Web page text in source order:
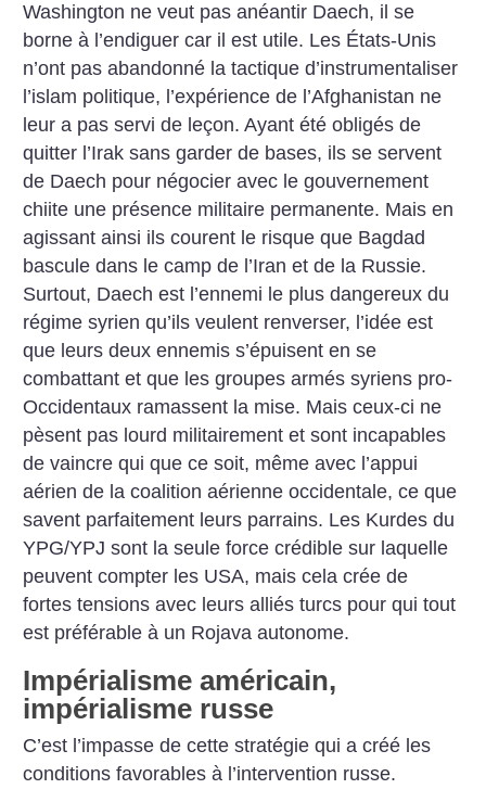
Washington ne veut pas anéantir Daech, il se
borne à l’endiguer car il est utile. Les États-Unis
n’ont pas abandonné la tactique d’instrumentaliser
l’islam politique, l’expérience de l’Afghanistan ne
leur a pas servi de leçon. Ayant été obligés de
quitter l’Irak sans garder de bases, ils se servent
de Daech pour négocier avec le gouvernement
chiite une présence militaire permanente. Mais en
agissant ainsi ils courent le risque que Bagdad
bascule dans le camp de l’Iran et de la Russie.
Surtout, Daech est l’ennemi le plus dangereux du
régime syrien qu’ils veulent renverser, l’idée est
que leurs deux ennemis s’épuisent en se
combattant et que les groupes armés syriens pro-
Occidentaux ramassent la mise. Mais ceux-ci ne
pèsent pas lourd militairement et sont incapables
de vaincre qui que ce soit, même avec l’appui
aérien de la coalition aérienne occidentale, ce que
savent parfaitement leurs parrains. Les Kurdes du
YPG/YPJ sont la seule force crédible sur laquelle
peuvent compter les USA, mais cela crée de
fortes tensions avec leurs alliés turcs pour qui tout
est préférable à un Rojava autonome.
Impérialisme américain,
impérialisme russe
C’est l’impasse de cette stratégie qui a créé les
conditions favorables à l’intervention russe.